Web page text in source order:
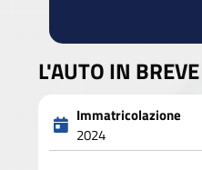
L'AUTO IN BREVE
Immatricolazione
2024